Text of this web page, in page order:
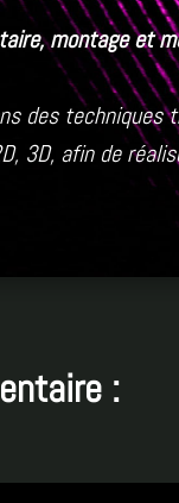
montage et
des techniques
3D, afin de
: